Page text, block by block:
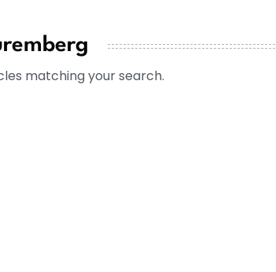
matching your search.